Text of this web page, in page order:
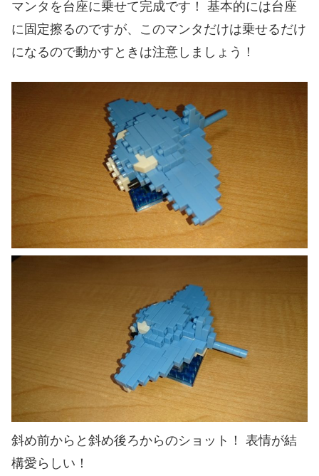
マンタを台座に乗せて完成です！ 基本的には台座
に固定擦るのですが、このマンタだけは乗せるだけ
になるので動かすときは注意しましょう！
斜め前からと斜め後ろからのショット！ 表情が結
構愛らしい！